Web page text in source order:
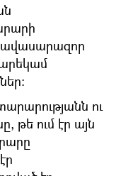
ու
ում էր այն